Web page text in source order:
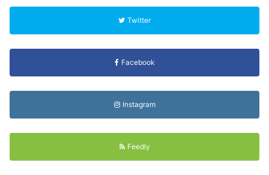
Twitter
Facebook
Instagram
Feedly